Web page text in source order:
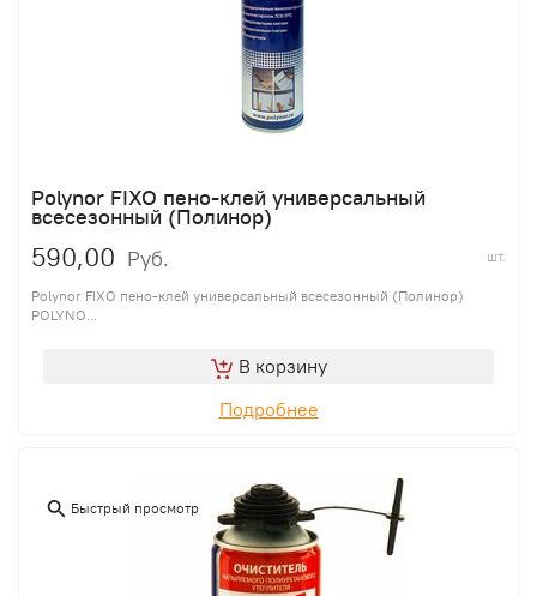
Polynor FIXO пено-клей универсальный
всесезонный (Полинор)
590,00 Руб. шт.
Polynor FIXO пено-клей универсальный всесезонный (Полинор)
POLYNO...
В корзину
Подробнее
Быстрый просмотр